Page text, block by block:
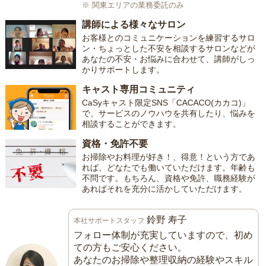
※ 関東エリアの業務委託のみ
講師による様々なサロン
お客様とのコミュニケーションを練習するサロ
ン・ちょっとした不安を相談するサロンなどが
あなたの不安・お悩みに合わせて、講師がしっ
かりサポートします。
キャスト専用コミュニティ
CaSyキャスト限定SNS「CACACO(カカコ)」
で、サービスのノウハウを共有したり、悩みを
相談することができます。
資格・免許不要
お掃除やお料理が好き！、得意！という方であ
れば、どなたでも働いていただけます。年齢も
不問です。もちろん、資格や免許、職務経験が
あればそれを充分に活かしていただけます。
本社サポートスタッフ 鈴野 寿子
フォロー体制が充実していますので、初め
ての方もご安心ください。
あなたのお掃除や整理収納の経験やスキル